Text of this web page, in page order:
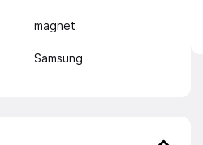
magnet
Samsung